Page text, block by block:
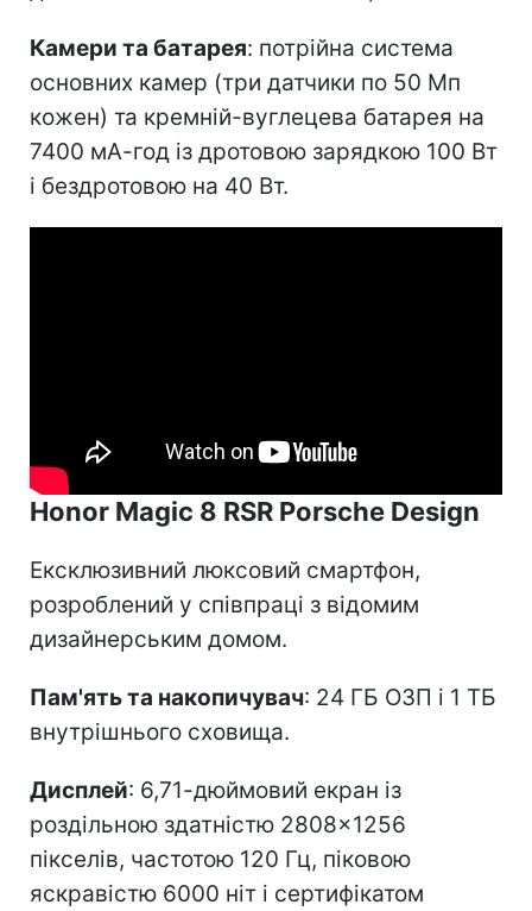
Камери та батарея: потрійна система
основних камер (три датчики по 50 Мп
кожен) та кремній-вуглецева батарея на
7400 мА-год із дротовою зарядкою 100 Вт
і бездротовою на 40 Вт.
Honor Magic 8 RSR Porsche Design
Ексклюзивний люксовий смартфон,
розроблений у співпраці з відомим
дизайнерським домом.
Пам'ять та накопичувач: 24 ГБ ОЗП і 1 ТБ
внутрішнього сховища.
Дисплей: 6,71-дюймовий екран із
роздільною здатністю 2808×1256
пікселів, частотою 120 Гц, піковою
яскравістю 6000 ніт і сертифікатом